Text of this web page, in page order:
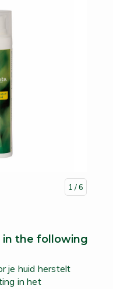
1 / 6
in the following
je huid herstelt
in het